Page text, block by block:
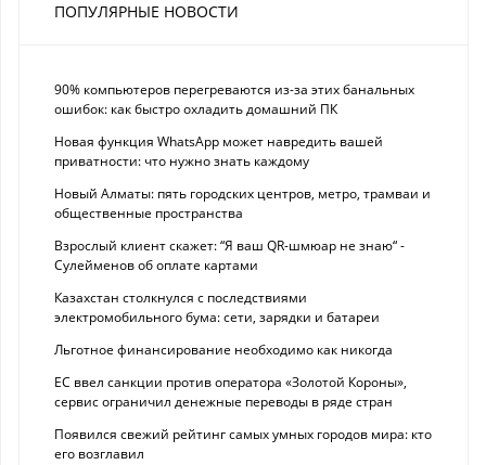
ПОПУЛЯРНЫЕ НОВОСТИ
90% компьютеров перегреваются из-за этих банальных
ошибок: как быстро охладить домашний ПК
Новая функция WhatsApp может навредить вашей
приватности: что нужно знать каждому
Новый Алматы: пять городских центров, метро, трамваи и
общественные пространства
Взрослый клиент скажет: “Я ваш QR-шмюар не знаю“ -
Сулейменов об оплате картами
Казахстан столкнулся с последствиями
электромобильного бума: сети, зарядки и батареи
Льготное финансирование необходимо как никогда
ЕС ввел санкции против оператора «Золотой Короны»,
сервис ограничил денежные переводы в ряде стран
Появился свежий рейтинг самых умных городов мира: кто
его возглавил